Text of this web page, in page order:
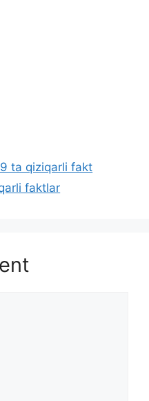
ta qiziqarli fakt
faktlar